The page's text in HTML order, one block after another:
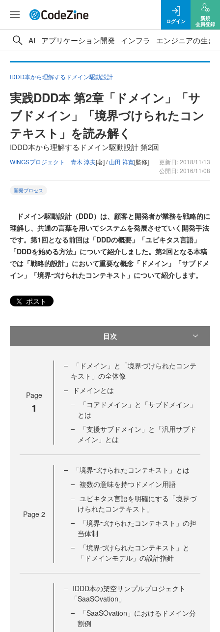
ログイン
新規
会員登録
AI アプリケーション開発 インフラ エンジニアの生き
IDDD本から理解するドメイン駆動設計
実践DDD本 第2章「ドメイン」「サ
ブドメイン」「境界づけられたコン
テキスト」を読み解く
IDDD本から理解するドメイン駆動設計 第2回
WINGSプロジェクト 青木 淳夫[著] /山田 祥寛[監修]
更新日: 2018/11/13
公開日: 2016/11/08
開発プロセス
ドメイン駆動設計（DDD）は、顧客と開発者が業務を戦略的に
理解し、共通の言葉を用いてシステムを発展させていく開発手法
です。第1回となる前回は「DDDの概要」「ユビキタス言語」
「DDDを始める方法」について紹介しました。第2回となる本稿
では「戦略的設計」において重要な概念「ドメイン」「サブドメ
イン」「境界づけられたコンテキスト」について紹介します。
ポスト
目次
Page
1
「ドメイン」と「境界づけられたコンテ
キスト」の全体像
ドメインとは
「コアドメイン」と「サブドメイン」
とは
「支援サブドメイン」と「汎用サブド
メイン」とは
Page 2
「境界づけられたコンテキスト」とは
複数の意味を持つドメイン用語
ユビキタス言語を明確にする「境界づ
けられたコンテキスト」
「境界づけられたコンテキスト」の担
当体制
「境界づけられたコンテキスト」と
「ドメインモデル」の設計指針
IDDD本の架空サンプルプロジェクト
「SaaSOvation」
「SaaSOvation」におけるドメイン分
割例